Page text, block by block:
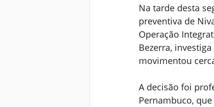
Na tarde desta
preventiva de
Operação
Bezerra,
movimentou
A decisão foi
Pernambuco,